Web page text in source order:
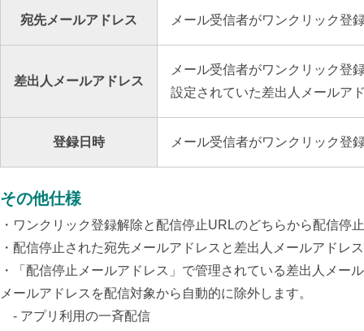
宛先メールアドレス メール受信者がワンクリック登
差出人メールアドレス
メール受信者がワンクリック登
設定されていた差出人メールア
登録日時 メール受信者がワンクリック登
その他仕様
・ワンクリック登録解除と配信停止URLのどちらから配信
・配信停止された宛先メールアドレスと差出人メールアド
・「配信停止メールアドレス」で管理されている差出人メ
メールアドレスを配信対象から自動的に除外します。
- アプリ利用の一斉配信